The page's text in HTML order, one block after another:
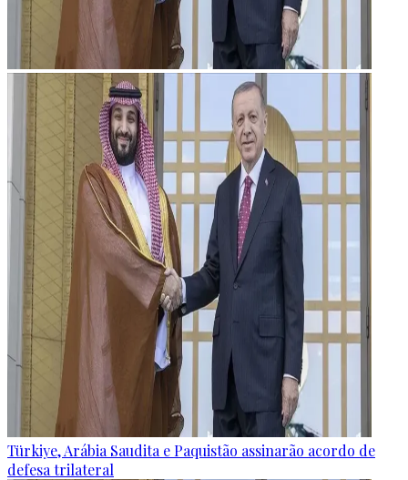
Türkiye, Arábia Saudita e Paquistão assinarão acordo de
defesa trilateral